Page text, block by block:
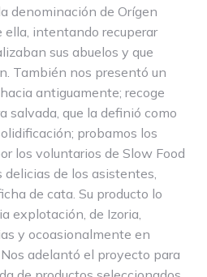
denominación de Orígen
ella, intentando recuperar
sus abuelos y que
También nos presentó un
antiguamente; recoge
salvada, que la definió como
probamos los
los voluntarios de Slow Food
de los asistentes,
de cata. Su producto lo
explotación, de Izoria,
y ocoasionalmente en
adelantó el proyecto para